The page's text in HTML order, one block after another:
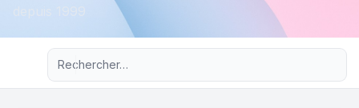
Recherche avancée